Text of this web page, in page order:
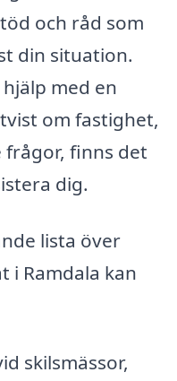
och råd som
din situation.
med en
om fastighet,
finns det
dig.
lista över
i Ramdala kan
skilsmässor,